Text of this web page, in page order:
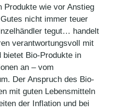
Produkte wie vor Anstieg
nicht immer teuer
tegut… handelt
verantwortungsvoll mit
bietet Bio-Produkte in
an – vom
Der Anspruch des Bio-
mit guten Lebensmitteln
der Inflation und bei